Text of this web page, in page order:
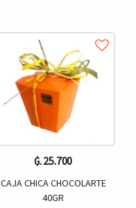
₲. 25.700
CAJA CHICA CHOCOLARTE
40GR